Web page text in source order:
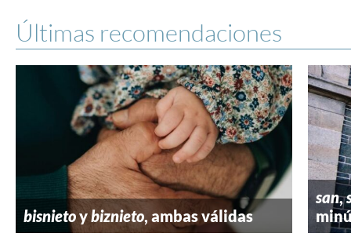
Últimas recomendaciones
bisnietoybiznieto, ambas válidas
san,